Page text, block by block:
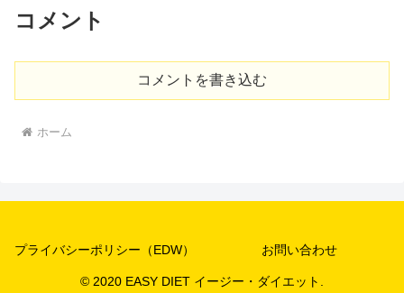
コメント
コメントを書き込む
ホーム
プライバシーポリシー（EDW） お問い合わせ
© 2020 EASY DIET イージー・ダイエット.